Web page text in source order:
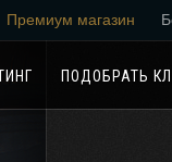
Премиум магазин
ПОДОБРАТЬ